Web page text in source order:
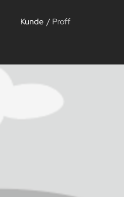
Kunde / Proff